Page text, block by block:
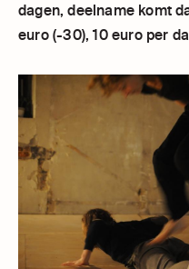
dagen, deelname komt
euro (-30), 10 euro per